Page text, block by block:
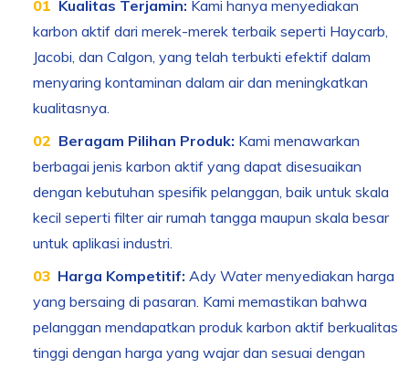
Kualitas Terjamin: Kami hanya menyediakan
karbon aktif dari merek-merek terbaik seperti Haycarb,
Jacobi, dan Calgon, yang telah terbukti efektif dalam
menyaring kontaminan dalam air dan meningkatkan
kualitasnya.
Beragam Pilihan Produk: Kami menawarkan
berbagai jenis karbon aktif yang dapat disesuaikan
dengan kebutuhan spesifik pelanggan, baik untuk skala
kecil seperti filter air rumah tangga maupun skala besar
untuk aplikasi industri.
Harga Kompetitif: Ady Water menyediakan harga
yang bersaing di pasaran. Kami memastikan bahwa
pelanggan mendapatkan produk karbon aktif berkualitas
tinggi dengan harga yang wajar dan sesuai dengan